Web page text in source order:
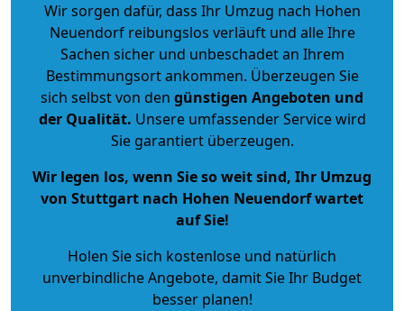
Wir sorgen dafür, dass Ihr Umzug nach Hohen
Neuendorf reibungslos verläuft und alle Ihre
Sachen sicher und unbeschadet an Ihrem
Bestimmungsort ankommen. Überzeugen Sie
sich selbst von den günstigen Angeboten und
der Qualität. Unsere umfassender Service wird
Sie garantiert überzeugen.
Wir legen los, wenn Sie so weit sind, Ihr Umzug
von Stuttgart nach Hohen Neuendorf wartet
auf Sie!
Holen Sie sich kostenlose und natürlich
unverbindliche Angebote, damit Sie Ihr Budget
besser planen!